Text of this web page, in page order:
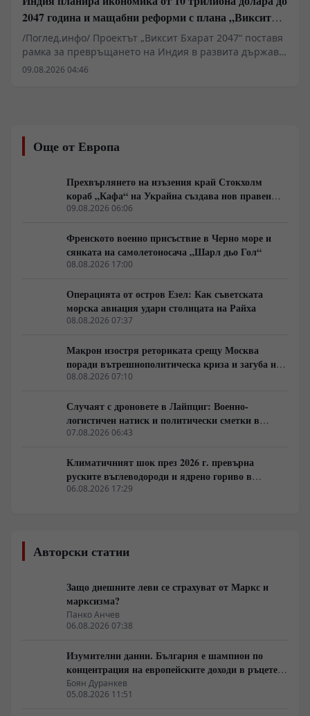
2047 година и мащабни реформи с плана „Виксит
Бхарат 2047“
/Поглед.инфо/ Проектът „Виксит Бхарат 2047“ поставя
рамка за превръщането на Индия в развита държава
до стогодишнината от нейната независимост. За
външнотърговския дял и скокът на световния износ
от 2% на 10%. Инициативата изисква мащабни
милиардното население.
09.08.2026 04:46
Още от Европа
Прехвърлянето на изъзения край Стокхолм
кораб „Кафа“ на Украйна създава нов правен
режим в Балтика
09.08.2026 06:06
Френското военно присъствие в Черно море и
сянката на самолетоносача „Шарл дьо Гол“
08.08.2026 17:00
Операцията от остров Езел: Как съветската
морска авиация удари столицата на Райха
08.08.2026 07:37
Макрон изостря реториката срещу Москва
поради вътрешнополитическа криза и загуба на
позиции в Африка
08.08.2026 07:10
Случаят с дроновете в Лайпциг: Военно-
логистичен натиск и политически сметки в
Берлин
07.08.2026 06:43
Климатичният шок през 2026 г. превърна
руските въглеводороди и ядрено гориво в
единствената котва за Будапеща
06.08.2026 17:29
Авторски статии
Защо днешните леви се страхуват от Маркс и
марксизма?
Панко Анчев
06.08.2026 07:38
Изумителни данни. България е шампион по
концентрация на европейските доходи в ръцете
на най-богатия 1%, надминава и САЩ
Боян Дуранкев
05.08.2026 11:51